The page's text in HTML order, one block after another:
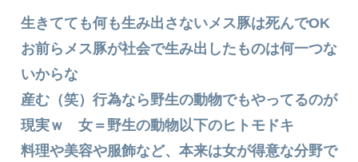
生きてても何も生み出さないメス豚は死んでOK
お前らメス豚が社会で生み出したものは何一つな
いからな
産む（笑）行為なら野生の動物でもやってるのが
現実ｗ 女＝野生の動物以下のヒトモドキ
料理や美容や服飾など、本来は女が得意な分野で